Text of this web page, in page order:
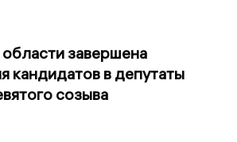
завершена
кандидатов в депутаты
созыва